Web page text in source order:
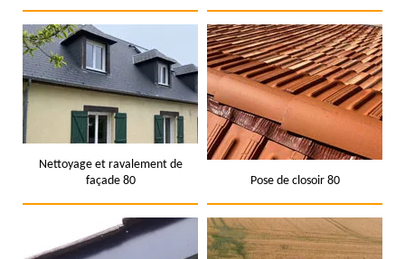
Nettoyage et ravalement de
façade 80
Pose de closoir 80